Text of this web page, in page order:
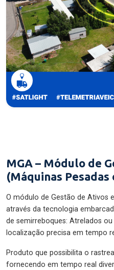
MGA – Módulo de
(Máquinas
O módulo de Gestão de Ativos
através da tecnologia
de semirreboques: Atrelados
localização precisa em tempo
Produto que possibilita o
fornecendo em tempo real